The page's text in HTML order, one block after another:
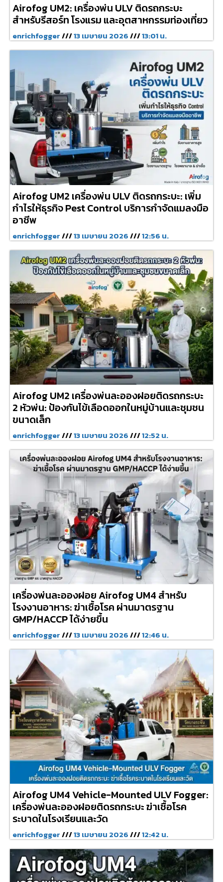
Airofog UM2: เครื่องพ่น ULV ติดรถกระบะ
สำหรับรีสอร์ท โรงแรม และอุตสาหกรรมท่องเที่ยว
enrichfogger 13 เมษายน 2026 13:01 น.
Airofog UM2 เครื่องพ่น ULV ติดรถกระบะ: เพิ่ม
กำไรให้ธุรกิจ Pest Control บริการกำจัดแมลงมือ
อาชีพ
enrichfogger 13 เมษายน 2026 12:56 น.
Airofog UM2 เครื่องพ่นละอองฝอยติดรถกระบะ
2 หัวพ่น: ป้องกันไข้เลือดออกในหมู่บ้านและชุมชน
ขนาดเล็ก
enrichfogger 13 เมษายน 2026 12:52 น.
เครื่องพ่นละอองฝอย Airofog UM4 สำหรับ
โรงงานอาหาร: ฆ่าเชื้อโรค ผ่านมาตรฐาน
GMP/HACCP ได้ง่ายขึ้น
enrichfogger 13 เมษายน 2026 12:46 น.
Airofog UM4 Vehicle-Mounted ULV Fogger:
เครื่องพ่นละอองฝอยติดรถกระบะ ฆ่าเชื้อโรค
ระบาดในโรงเรียนและวัด
enrichfogger 13 เมษายน 2026 12:42 น.